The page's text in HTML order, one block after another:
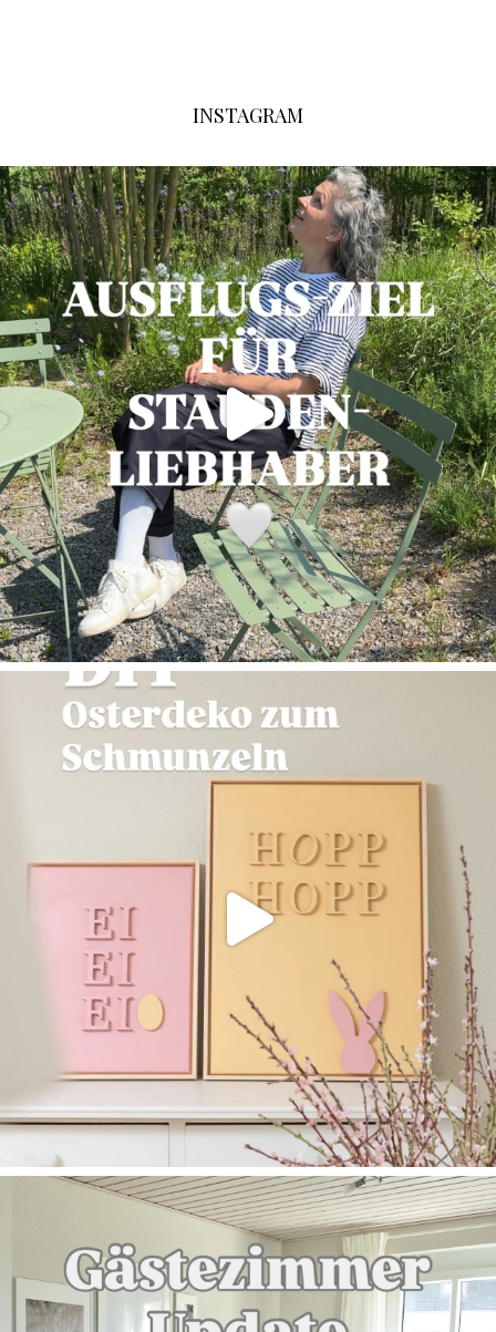
INSTAGRAM